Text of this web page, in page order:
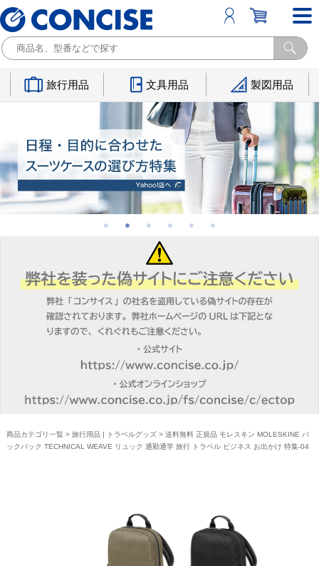
旅行用品 文具用品 製図用品
商品カテゴリ一覧 > 旅行用品 | トラベルグッズ> 送料無料 正規品 モレスキン MOLESKINE バ
ックパック TECHNICAL WEAVE リュック 通勤通学 旅行 トラベル ビジネス お出かけ 特集-04